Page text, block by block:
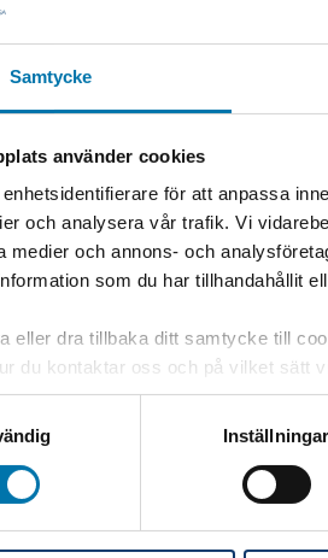
Samtycke
använder cookies
för att anpassa
och analysera vår trafik. Vi
medier och annons- och
som du har tillhandahållit
eller dra tillbaka ditt samtycke till
du kontaktar oss och på vilket sätt
oss gällande ditt samtycke. Du
på sidan.
Inställningar